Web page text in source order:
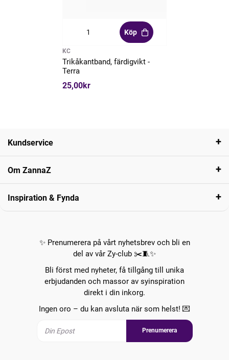
Köp
KC
Trikåkantband, färdigvikt -
Terra
25,00kr
Kundservice
Om ZannaZ
Inspiration & Fynda
✨ Prenumerera på vårt nyhetsbrev och bli en
del av vår Zy-club ✂️🧵✨
Bli först med nyheter, få tillgång till unika
erbjudanden och massor av syinspiration
direkt i din inkorg.
Ingen oro – du kan avsluta när som helst! 💌
Prenumerera